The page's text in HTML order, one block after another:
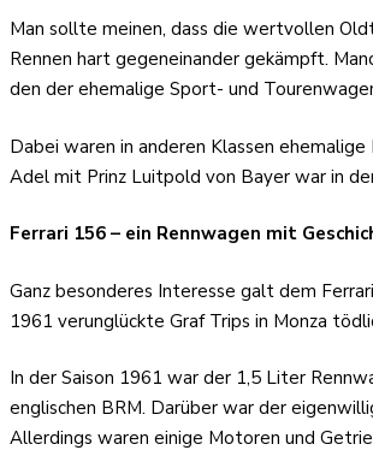
Man sollte meinen, dass die wertvollen
Rennen hart gegeneinander gekämpft.
den der ehemalige Sport- und
Dabei waren in anderen Klassen
Adel mit Prinz Luitpold von Bayer war in
Ferrari 156 – ein Rennwagen mit
Ganz besonderes Interesse galt dem
1961 verunglückte Graf Trips in Monza
In der Saison 1961 war der 1,5 Liter
englischen BRM. Darüber war der
Allerdings waren einige Motoren und